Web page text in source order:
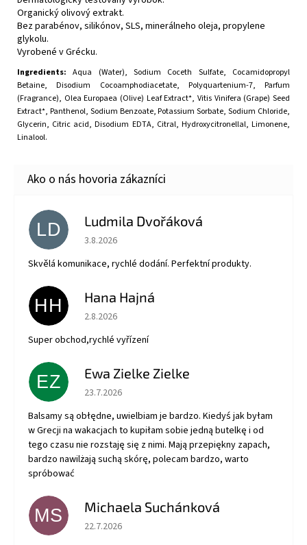
Organický olivový extrakt.
Bez parabénov, silikónov, SLS, minerálneho oleja, propylene
glykolu.
Vyrobené v Grécku.
Ingredients: Aqua (Water), Sodium Coceth Sulfate, Cocamidopropyl
Betaine, Disodium Cocoamphodiacetate, Polyquartenium-7, Parfum
(Fragrance), Olea Europaea (Olive) Leaf Extract*, Vitis Vinifera (Grape) Seed
Extract*, Panthenol, Sodium Benzoate, Potassium Sorbate, Sodium Chloride,
Glycerin, Citric acid, Disodium EDTA, Citral, Hydroxycitronellal, Limonene,
Linalool.
LD Ludmila Dvořáková
Hodnotenie obchodu je 5 z 5 hviezdičiek.
3.8.2026
Skvělá komunikace, rychlé dodání. Perfektní produkty.
HH Hana Hajná
Hodnotenie obchodu je 5 z 5 hviezdičiek.
2.8.2026
Super obchod,rychlé vyřízení
EZ Ewa Zielke Zielke
Hodnotenie obchodu je 5 z 5 hviezdičiek.
23.7.2026
Balsamy są obłędne, uwielbiam je bardzo. Kiedyś jak byłam
w Grecji na wakacjach to kupiłam sobie jedną butelkę i od
tego czasu nie rozstaję się z nimi. Mają przepiękny zapach,
bardzo nawilżają suchą skórę, polecam bardzo, warto
spróbować
MS Michaela Suchánková
Hodnotenie obchodu je 5 z 5 hviezdičiek.
22.7.2026